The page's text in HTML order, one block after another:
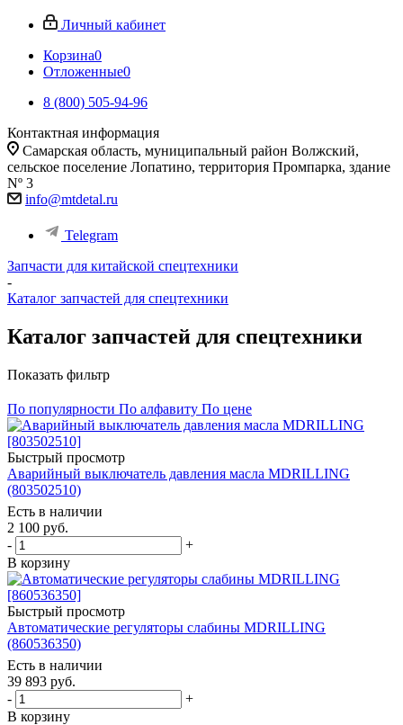
Личный кабинет
Корзина0
Отложенные0
8 (800) 505-94-96
Контактная информация
Самарская область, муниципальный район Волжский,
сельское поселение Лопатино, территория Промпарка, здание
Nº 3
info@mtdetal.ru
Telegram
Запчасти для китайской спецтехники
-
Каталог запчастей для спецтехники
Каталог запчастей для спецтехники
Показать фильтр
По популярности По алфавиту По цене
Быстрый просмотр
Аварийный выключатель давления масла MDRILLING
(803502510)
Есть в наличии
2 100 руб.
-
+
В корзину
Быстрый просмотр
Автоматические регуляторы слабины MDRILLING
(860536350)
Есть в наличии
39 893 руб.
-
+
В корзину